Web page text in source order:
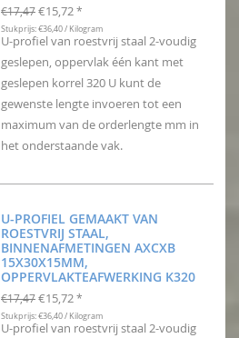
€17,47 €15,72 *
Stukprijs: €36,40 / Kilogram
U-profiel van roestvrij staal 2-voudig
geslepen, oppervlak één kant met
geslepen korrel 320 U kunt de
gewenste lengte invoeren tot een
maximum van de orderlengte mm in
het onderstaande vak.
U-PROFIEL GEMAAKT VAN
ROESTVRIJ STAAL,
BINNENAFMETINGEN AXCXB
15X30X15MM,
OPPERVLAKTEAFWERKING K320
€17,47 €15,72 *
Stukprijs: €36,40 / Kilogram
U-profiel van roestvrij staal 2-voudig